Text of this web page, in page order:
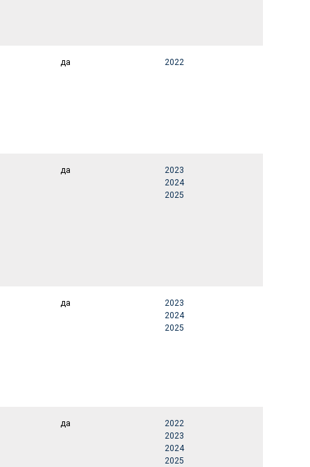
да 2022
да
2023
2024
2025
да
2023
2024
2025
да
2022
2023
2024
2025